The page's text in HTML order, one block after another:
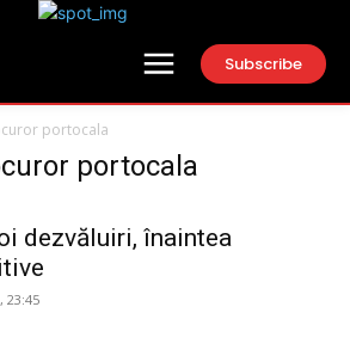
Subscribe
portocala
portocala
dezvăluiri, înaintea
23:45